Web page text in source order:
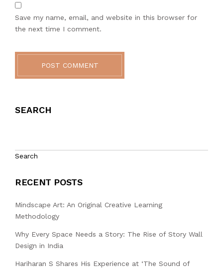
Save my name, email, and website in this browser for
the next time I comment.
POST COMMENT
SEARCH
Search
RECENT POSTS
Mindscape Art: An Original Creative Learning
Methodology
Why Every Space Needs a Story: The Rise of Story Wall
Design in India
Hariharan S Shares His Experience at ‘The Sound of